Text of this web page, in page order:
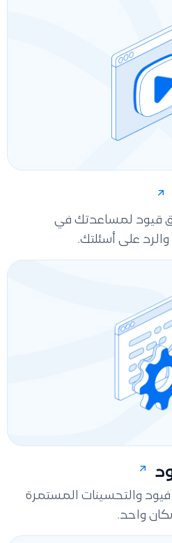
قيود لمساعدتك في
على أسئلتك.
والتحسينات المستمرة
واحد.